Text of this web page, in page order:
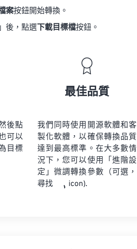
案按鈕開始轉換。
後，點選 下載目標檔按鈕。
後點
可以
目標
最佳品質
我們同時使用開源軟體和客
製化軟體，以確保轉換品質
達到最高標準。在大多數情
況下，您可以使用「進階設
定」微調轉換參數（可選，
尋找
icon).